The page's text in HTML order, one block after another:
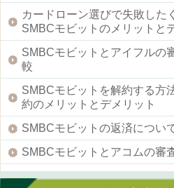
カードローン選びで失敗した
SMBCモビットのメリットと
SMBCモビットとアイフルの
較
SMBCモビットを解約する方
約のメリットとデメリット
SMBCモビットの返済につい
SMBCモビットとアコムの審